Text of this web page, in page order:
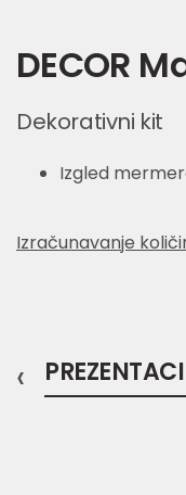
DECOR
Dekorativni kit
Izgled
Izračunavanje
‹